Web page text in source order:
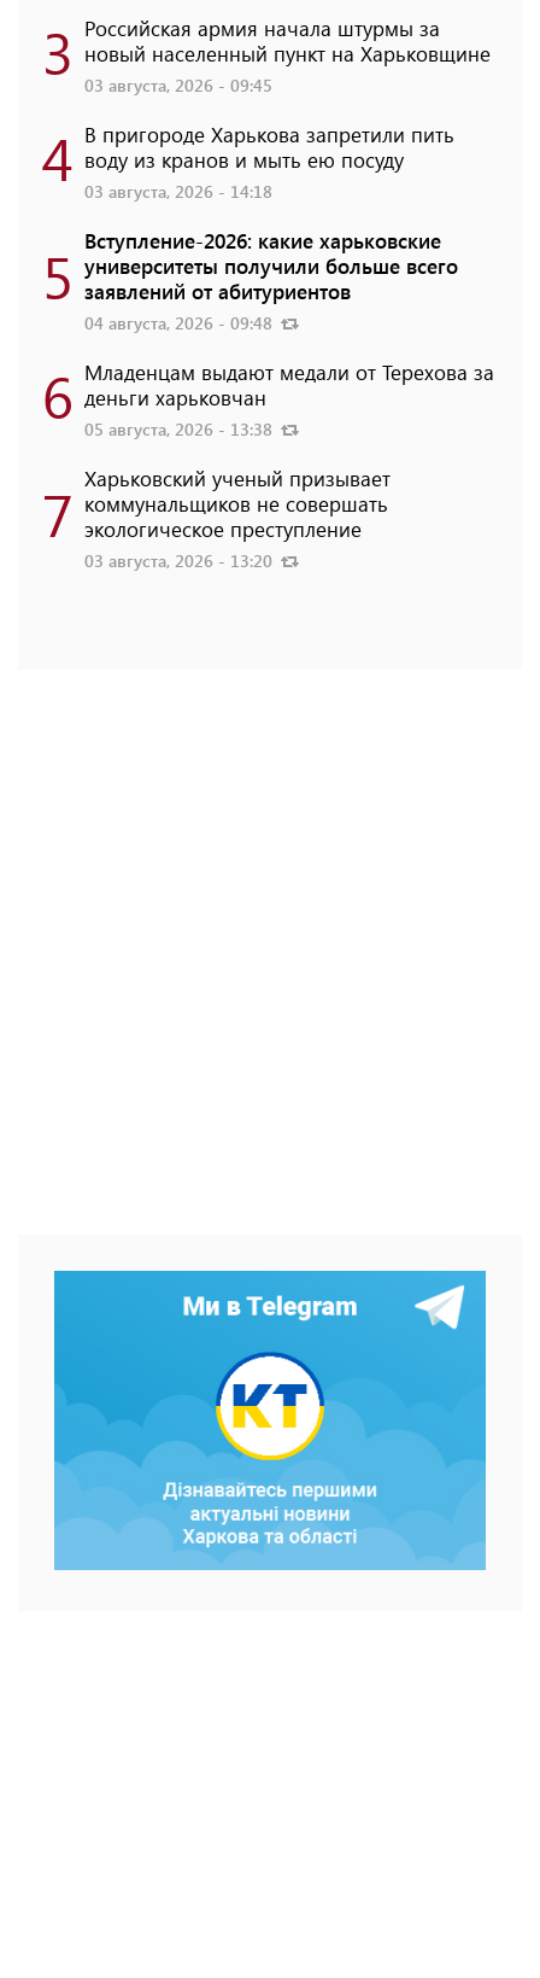
3 Российская армия начала штурмы за
новый населенный пункт на Харьковщине
03 августа, 2026 - 09:45
4 В пригороде Харькова запретили пить
воду из кранов и мыть ею посуду
03 августа, 2026 - 14:18
5 Вступление-2026: какие харьковские
университеты получили больше всего
заявлений от абитуриентов
04 августа, 2026 - 09:48
6 Младенцам выдают медали от Терехова за
деньги харьковчан
05 августа, 2026 - 13:38
7 Харьковский ученый призывает
коммунальщиков не совершать
экологическое преступление
03 августа, 2026 - 13:20